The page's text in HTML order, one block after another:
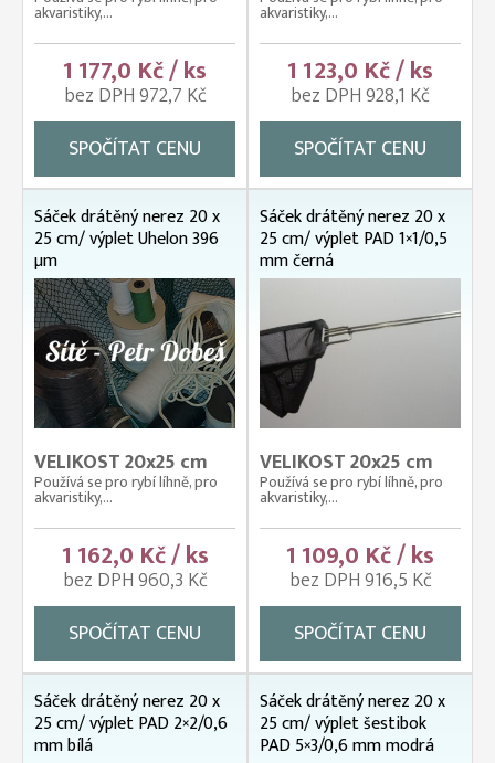
akvaristiky,...
1 177,0 Kč / ks
bez DPH 972,7 Kč
SPOČÍTAT CENU
akvaristiky,...
1 123,0 Kč / ks
bez DPH 928,1 Kč
SPOČÍTAT CENU
Sáček drátěný nerez 20 x
25 cm/ výplet Uhelon 396
µm
VELIKOST 20x25 cm
Používá se pro rybí líhně, pro
akvaristiky,...
1 162,0 Kč / ks
bez DPH 960,3 Kč
SPOČÍTAT CENU
Sáček drátěný nerez 20 x
25 cm/ výplet PAD 1×1/0,5
mm černá
VELIKOST 20x25 cm
Používá se pro rybí líhně, pro
akvaristiky,...
1 109,0 Kč / ks
bez DPH 916,5 Kč
SPOČÍTAT CENU
Sáček drátěný nerez 20 x
25 cm/ výplet PAD 2×2/0,6
mm bílá
Sáček drátěný nerez 20 x
25 cm/ výplet šestibok
PAD 5×3/0,6 mm modrá